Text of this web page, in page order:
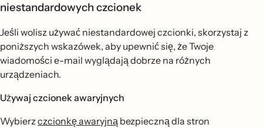
niestandardowych czcionek
Jeśli wolisz używać niestandardowej czcionki, skorzystaj z
poniższych wskazówek, aby upewnić się, że Twoje
wiadomości e-mail wyglądają dobrze na różnych
urządzeniach.
Używaj czcionek awaryjnych
Wybierzczcionkę awaryjną bezpieczną dla stron